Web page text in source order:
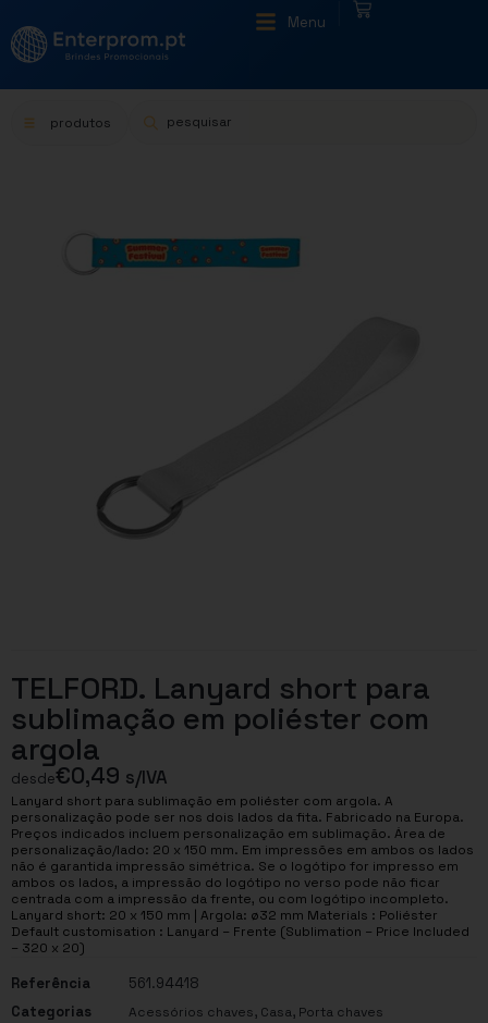
Menu
produtos
TELFORD. Lanyard short para
sublimação em poliéster com
argola
desde€0,49 s/IVA
Lanyard short para sublimação em poliéster com argola. A
personalização pode ser nos dois lados da fita. Fabricado na Europa.
Preços indicados incluem personalização em sublimação. Área de
personalização/lado: 20 x 150 mm. Em impressões em ambos os lados
não é garantida impressão simétrica. Se o logótipo for impresso em
ambos os lados, a impressão do logótipo no verso pode não ficar
centrada com a impressão da frente, ou com logótipo incompleto.
Lanyard short: 20 x 150 mm | Argola: ø32 mm Materials : Poliéster
Default customisation : Lanyard – Frente (Sublimation – Price Included
– 320 x 20)
Referência
561.94418
Categorias
Acessórios chaves, Casa, Porta chaves